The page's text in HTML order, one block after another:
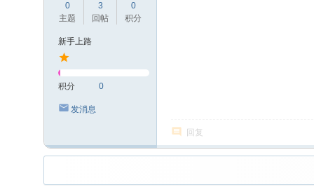
0
主题
3
回帖
0
积分
新手上路
积分 0
发消息
回复